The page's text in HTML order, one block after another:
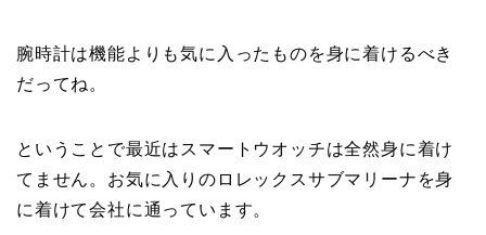
腕時計は機能よりも気に入ったものを身に着けるべき
だってね。
ということで最近はスマートウオッチは全然身に着け
てません。お気に入りのロレックスサブマリーナを身
に着けて会社に通っています。